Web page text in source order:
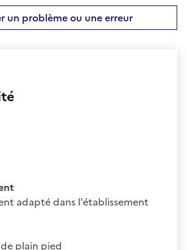
un problème ou une erreur
adapté dans l'établissement
plain pied